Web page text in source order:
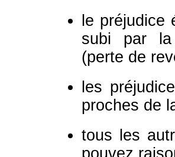
le préjudice
subi par
(perte de
les
proches de
tous les
pouvez